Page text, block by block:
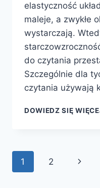
elastyczność
maleje, a zwykłe
wystarczają.
do czytania
Szczególnie dla
czytania używają
DOWIEDZ SIĘ
Nawigacja
1 2